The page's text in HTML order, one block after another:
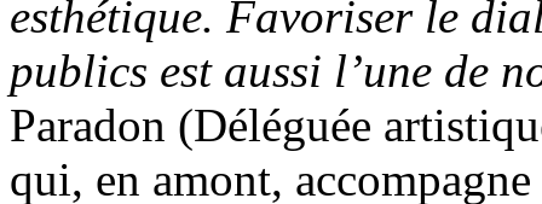
esthétique. Favoriser le
publics est aussi l’une de
Paradon (Déléguée
qui, en amont,